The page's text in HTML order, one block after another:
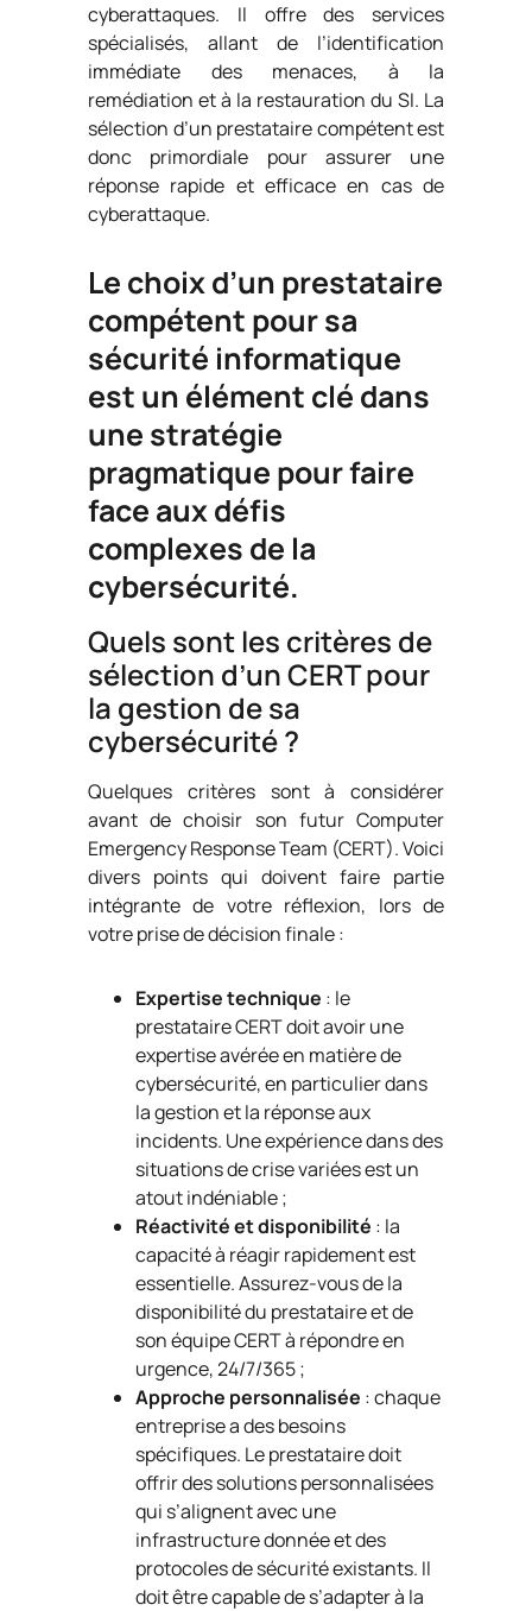
cyberattaques. Il offre des services
spécialisés, allant de l’identification
immédiate des menaces, à la
remédiation et à la restauration du SI. La
sélection d’un prestataire compétent est
donc primordiale pour assurer une
réponse rapide et efficace en cas de
cyberattaque.
Le choix d’un prestataire
compétent pour sa
sécurité informatique
est un élément clé dans
une stratégie
pragmatique pour faire
face aux défis
complexes de la
cybersécurité.
Quels sont les critères de
sélection d’un CERT pour
la gestion de sa
cybersécurité ?
Quelques critères sont à considérer
avant de choisir son futur Computer
Emergency Response Team (CERT). Voici
divers points qui doivent faire partie
intégrante de votre réflexion, lors de
votre prise de décision finale :
Expertise technique : le
prestataire CERT doit avoir une
expertise avérée en matière de
cybersécurité, en particulier dans
la gestion et la réponse aux
incidents. Une expérience dans des
situations de crise variées est un
atout indéniable ;
Réactivité et disponibilité : la
capacité à réagir rapidement est
essentielle. Assurez-vous de la
disponibilité du prestataire et de
son équipe CERT à répondre en
urgence, 24/7/365 ;
Approche personnalisée : chaque
entreprise a des besoins
spécifiques. Le prestataire doit
offrir des solutions personnalisées
qui s’alignent avec une
infrastructure donnée et des
protocoles de sécurité existants. Il
doit être capable de s’adapter à la